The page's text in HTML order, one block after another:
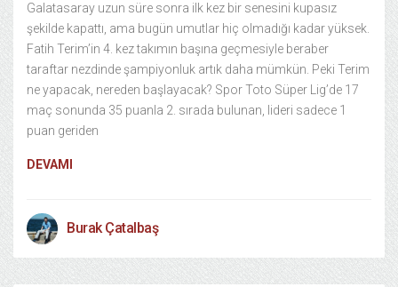
Galatasaray uzun süre sonra ilk kez bir senesini kupasız
şekilde kapattı, ama bugün umutlar hiç olmadığı kadar yüksek.
Fatih Terim’in 4. kez takımın başına geçmesiyle beraber
taraftar nezdinde şampiyonluk artık daha mümkün. Peki Terim
ne yapacak, nereden başlayacak? Spor Toto Süper Lig’de 17
maç sonunda 35 puanla 2. sırada bulunan, lideri sadece 1
puan geriden
DEVAMI
Burak Çatalbaş